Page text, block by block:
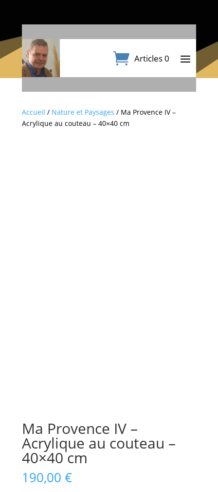
Articles 0
Accueil / Nature et Paysages / Ma Provence IV –
Acrylique au couteau – 40×40 cm
Ma Provence IV –
Acrylique au couteau –
40×40 cm
190,00 €